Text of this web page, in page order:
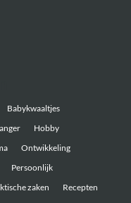
Babykwaaltjes
Hobby
Ontwikkeling
Persoonlijk
zaken
Recepten